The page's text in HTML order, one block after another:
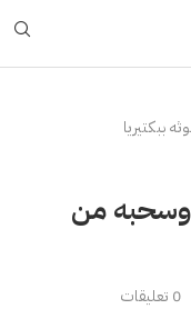
ببكتيريا
وسحبه من
0 تعليقات